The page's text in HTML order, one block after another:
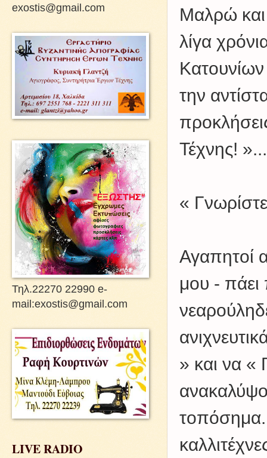
Μαλρώ και
λίγα
την
Τέχνης! »...
«
Αγαπητοί
μου - πάει
» και να «
exostis@gmail.com
Τηλ.22270 22990 e-
mail:exostis@gmail.com
LIVE RADIO